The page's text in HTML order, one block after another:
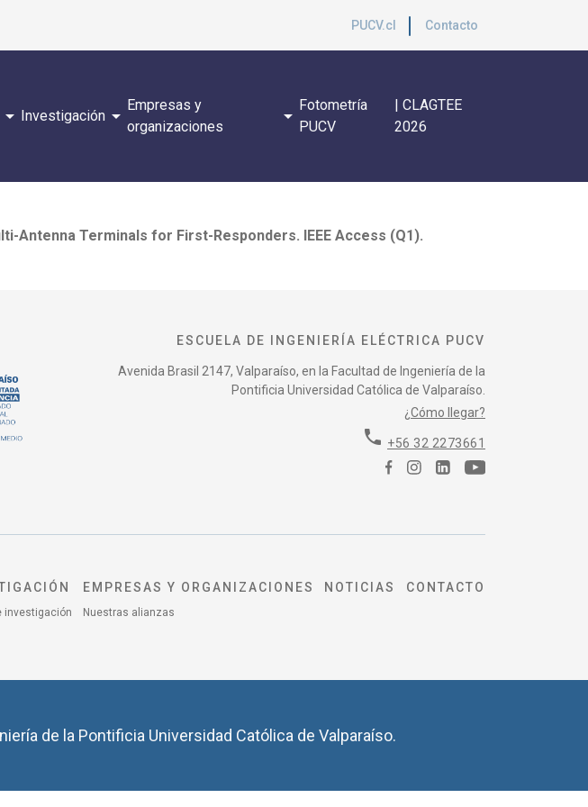
PUCV.cl Contacto
Investigaciónarrow_drop_down
Empresas y
organizaciones
arrow_drop_down
Fotometría
PUCV
| CLAGTEE
2026
Antenna Terminals for First-Responders. IEEE Access (Q1).
ESCUELA DE INGENIERÍA ELÉCTRICA PUCV
Avenida Brasil 2147, Valparaíso, en la Facultad de Ingeniería de la
Pontificia Universidad Católica de Valparaíso.
¿Cómo llegar?
phone +56 32 2273661
investigación
EMPRESAS Y ORGANIZACIONES
Nuestras alianzas
NOTICIAS CONTACTO
de la Pontificia Universidad Católica de Valparaíso.